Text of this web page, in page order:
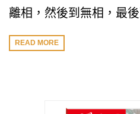
離相，然後到無相，最
READ MORE